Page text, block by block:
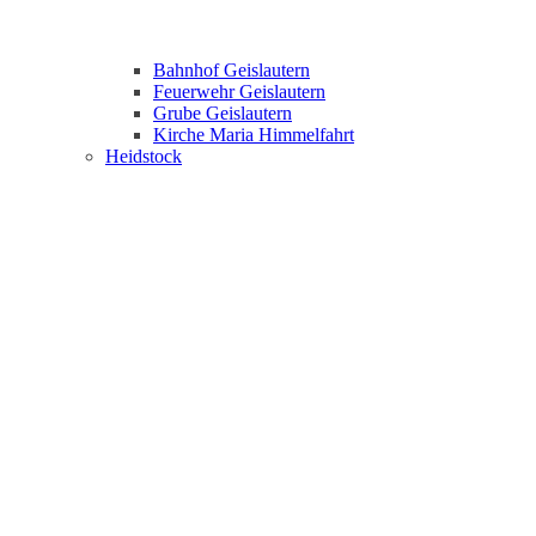
Bahnhof Geislautern
Feuerwehr Geislautern
Grube Geislautern
Kirche Maria Himmelfahrt
Heidstock